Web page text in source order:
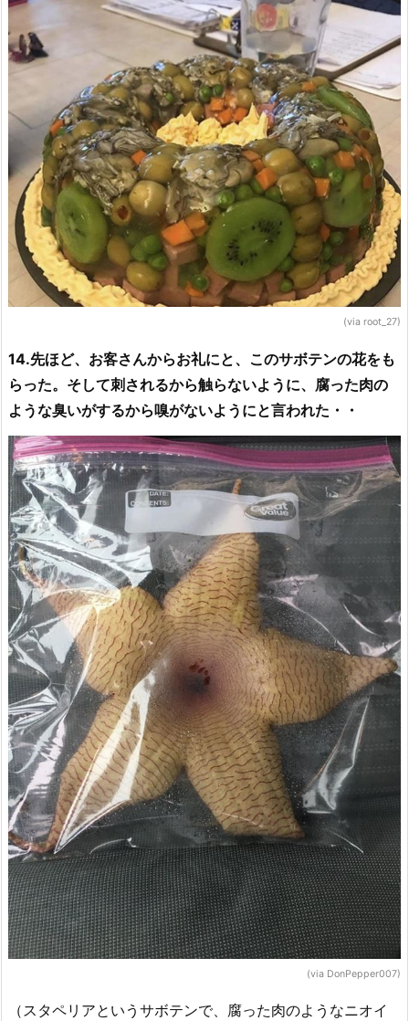
(via root_27)
14.先ほど、お客さんからお礼にと、このサボテンの花をも
らった。そして刺されるから触らないように、腐った肉の
ような臭いがするから嗅がないようにと言われた・・
(via DonPepper007)
（スタペリアというサボテンで、腐った肉のようなニオイ